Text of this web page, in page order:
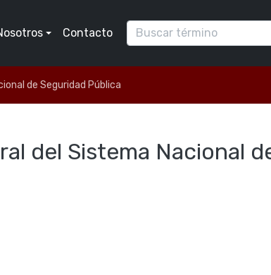
Contacto
de Seguridad Pública
del Sistema Nacional